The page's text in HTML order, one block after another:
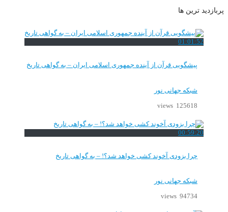
پربازدید ترین ها
01:01:52
پیشگویی قرآن از آینده جمهوری اسلامی ایران – به گواهی تاریخ
شبکه جهانی نور
125618 views
00:59:20
چرا بزودی آخوند کشی خواهد شد؟! – به گواهی تاریخ
شبکه جهانی نور
94734 views